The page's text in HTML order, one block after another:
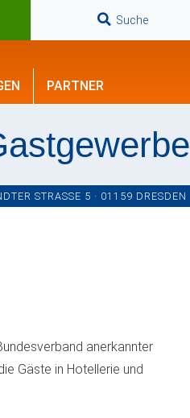
Suche
PARTNER
STRASSE 5 · 01159 DRESDEN
anerkannter
Gäste in Hotellerie und